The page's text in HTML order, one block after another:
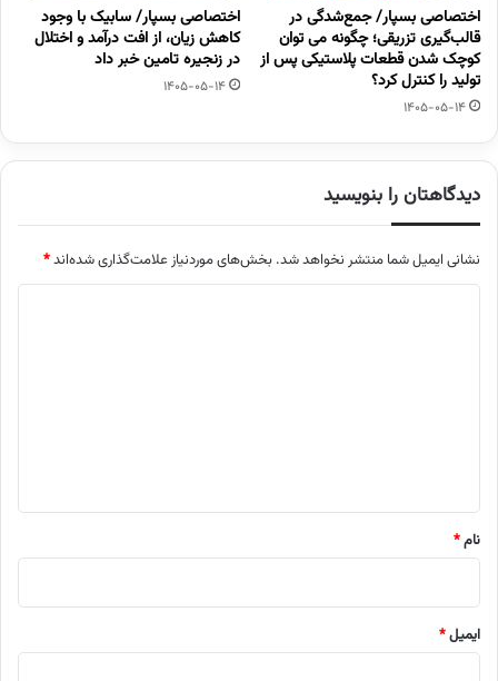
اختصاصی بسپار/ جمع‌شدگی در
قالب‌گیری تزریقی؛ چگونه می توان
کوچک شدن قطعات پلاستیکی پس از
تولید را کنترل کرد؟
1405-05-14
اختصاصی بسپار/ سابیک با وجود
کاهش زیان، از افت درآمد و اختلال
در زنجیره تامین خبر داد
1405-05-14
دیدگاهتان را بنویسید
نشانی ایمیل شما منتشر نخواهد شد. بخش‌های موردنیاز علامت‌گذاری شده‌اند*
نام*
ایمیل*